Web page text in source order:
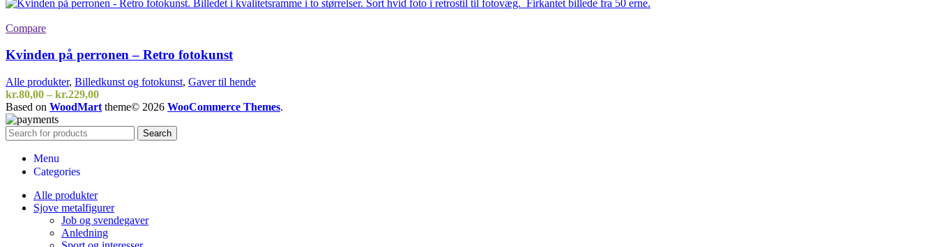
Compare
Kvinden på perronen – Retro fotokunst
Alle produkter, Billedkunst og fotokunst, Gaver til hende
kr.80,00 – kr.229,00Prisinterval:
kr.80,00
kr.229,00
Based on WoodMart theme© 2026 WooCommerce Themes.
Search
Menu
Categories
Alle produkter
Sjove metalfigurer
Job og svendegaver
Anledning